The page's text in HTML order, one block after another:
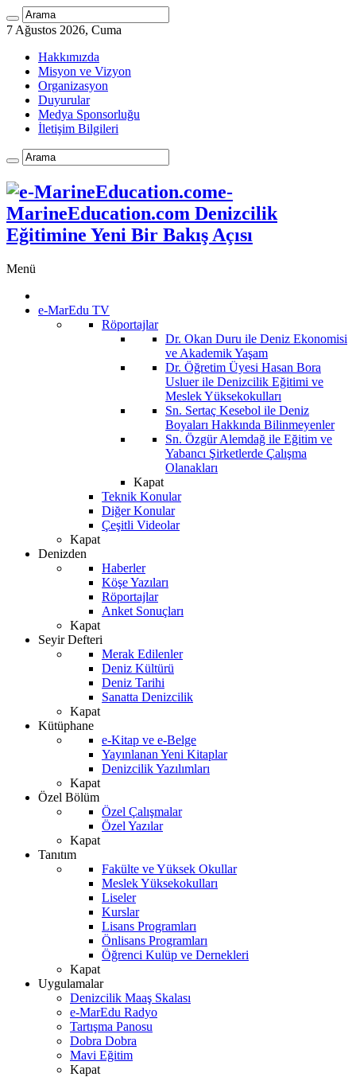
7 Ağustos 2026, Cuma
Hakkımızda
Misyon ve Vizyon
Organizasyon
Duyurular
Medya Sponsorluğu
İletişim Bilgileri
e-
MarineEducation.com Denizcilik
Eğitimine Yeni Bir Bakış Açısı
Menü
e-MarEdu TV
Röportajlar
Dr. Okan Duru ile Deniz Ekonomisi
ve Akademik Yaşam
Dr. Öğretim Üyesi Hasan Bora
Usluer ile Denizcilik Eğitimi ve
Meslek Yüksekokulları
Sn. Sertaç Kesebol ile Deniz
Boyaları Hakkında Bilinmeyenler
Sn. Özgür Alemdağ ile Eğitim ve
Yabancı Şirketlerde Çalışma
Olanakları
Kapat
Teknik Konular
Diğer Konular
Çeşitli Videolar
Kapat
Denizden
Haberler
Köşe Yazıları
Röportajlar
Anket Sonuçları
Kapat
Seyir Defteri
Merak Edilenler
Deniz Kültürü
Deniz Tarihi
Sanatta Denizcilik
Kapat
Kütüphane
e-Kitap ve e-Belge
Yayınlanan Yeni Kitaplar
Denizcilik Yazılımları
Kapat
Özel Bölüm
Özel Çalışmalar
Özel Yazılar
Kapat
Tanıtım
Fakülte ve Yüksek Okullar
Meslek Yüksekokulları
Liseler
Kurslar
Lisans Programları
Önlisans Programları
Öğrenci Kulüp ve Dernekleri
Kapat
Uygulamalar
Denizcilik Maaş Skalası
e-MarEdu Radyo
Tartışma Panosu
Dobra Dobra
Mavi Eğitim
Kapat